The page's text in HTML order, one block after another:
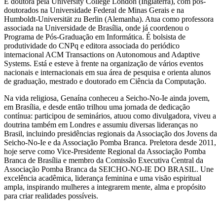
doutorados na Universidade Federal de Minas Gerais e na
Humboldt-Universität zu Berlin (Alemanha). Atua como professora
associada na Universidade de Brasília, onde já coordenou o
Programa de Pós-Graduação em Informática. É bolsista de
produtividade do CNPq e editora associada do periódico
internacional ACM Transactions on Autonomous and Adaptive
Systems. Está e esteve à frente na organização de vários eventos
nacionais e internacionais em sua área de pesquisa e orienta alunos
de graduação, mestrado e doutorado em Ciência da Computação.
Na vida religiosa, Genaína conheceu a Seicho-No-Ie ainda jovem,
em Brasília, e desde então trilhou uma jornada de dedicação
contínua: participou de seminários, atuou como divulgadora, viveu a
doutrina também em Londres e assumiu diversas lideranças no
Brasil, incluindo presidências regionais da Associação dos Jovens da
Seicho-No-Ie e da Associação Pomba Branca. Preletora desde 2011,
hoje serve como Vice-Presidente Regional da Associação Pomba
Branca de Brasília e membro da Comissão Executiva Central da
Associação Pomba Branca da SEICHO-NO-IE DO BRASIL. Une
excelência acadêmica, liderança feminina e uma visão espiritual
ampla, inspirando mulheres a integrarem mente, alma e propósito
para criar realidades possíveis.